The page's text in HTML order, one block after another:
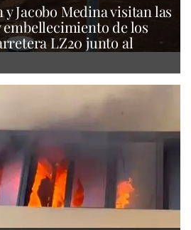
Jacobo Medina visitan las
embellecimiento de los
LZ20 junto al